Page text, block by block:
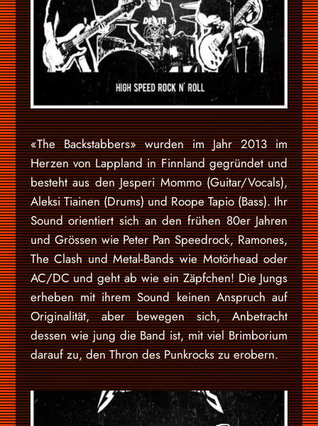
«The Backstabbers» wurden im Jahr 2013 im
Herzen von Lappland in Finnland gegründet und
besteht aus den Jesperi Mommo (Guitar/Vocals),
Aleksi Tiainen (Drums) und Roope Tapio (Bass). Ihr
Sound orientiert sich an den frühen 80er Jahren
und Grössen wie Peter Pan Speedrock, Ramones,
The Clash und Metal-Bands wie Motörhead oder
AC/DC und geht ab wie ein Zäpfchen! Die Jungs
erheben mit ihrem Sound keinen Anspruch auf
Originalität, aber bewegen sich, Anbetracht
dessen wie jung die Band ist, mit viel Brimborium
darauf zu, den Thron des Punkrocks zu erobern.